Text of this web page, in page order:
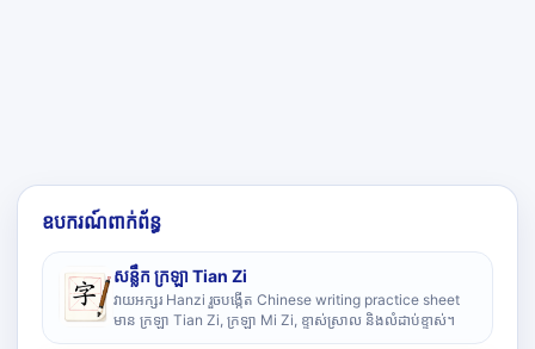
ឧបករណ៍ពាក់ព័ន្ធ
សន្លឹក ក្រឡា Tian Zi
វាយអក្សរ Hanzi រួចបង្កើត Chinese writing practice sheet
មាន ក្រឡា Tian Zi, ក្រឡា Mi Zi, ខ្ទាស់ស្រាល និងលំដាប់ខ្ទាស់។